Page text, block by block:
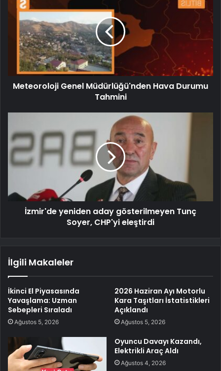
Meteoroloji Genel Müdürlüğü'nden Hava Durumu
Tahmini
İzmir'de yeniden aday gösterilmeyen Tunç
Soyer, CHP'yi eleştirdi
İlgili Makaleler
İkinci El Piyasasında
Yavaşlama: Uzman
Sebepleri Sıraladı
Ağustos 5, 2026
2026 Haziran Ayı Motorlu
Kara Taşıtları İstatistikleri
Açıklandı
Ağustos 5, 2026
Oyuncu Davayı Kazandı,
Elektrikli Araç Aldı
Ağustos 4, 2026